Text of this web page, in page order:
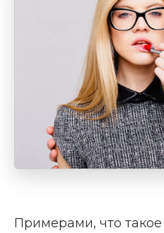
Примерами, что такое